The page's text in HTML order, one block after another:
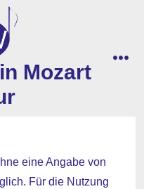
Mozart
eine Angabe von
Für die Nutzung